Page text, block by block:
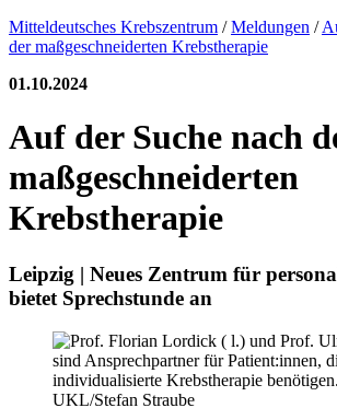
Mitteldeutsches Krebszentrum /Meldungen /
der maßgeschneiderten Krebstherapie
01.10.2024
Auf der Suche nach
maßgeschneiderten
Krebstherapie
Leipzig | Neues Zentrum für
bietet Sprechstunde an